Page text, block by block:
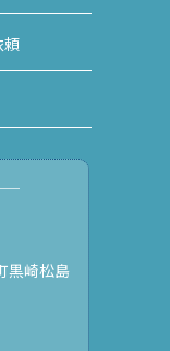
頼
黒崎松島